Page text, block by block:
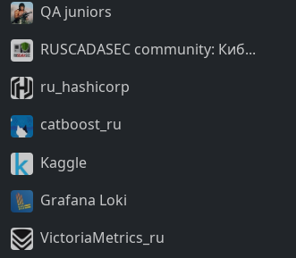
QA juniors
RUSCADASEC community: Киб...
ru_hashicorp
catboost_ru
Kaggle
Grafana Loki
VictoriaMetrics_ru